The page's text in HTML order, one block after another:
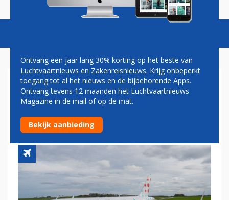
BRUSSELS AIRLINES
MODERNISEERT VLOOT MET
EXTRA AIRBUS A320NEO’S
Ontvang een jaar lang 30% korting op het beste van
Luchtvaartnieuws en Zakenreisnieuws. Krijg onbeperkt
toegang tot al het nieuws en de bijbehorende Apps.
Ontvang tevens 12 maanden het Luchtvaartnieuws
Magazine in de mail of op de mat.
Bekijk aanbieding